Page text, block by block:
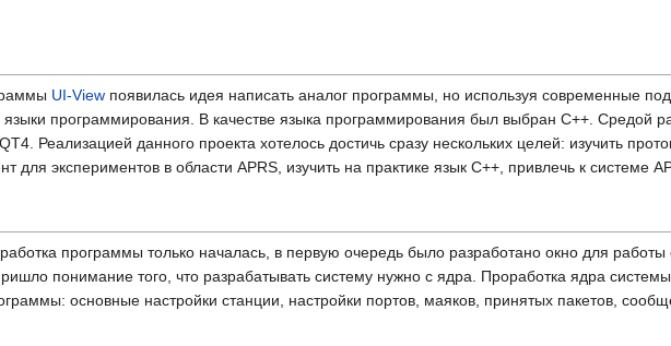
UI-View появилась идея написать аналог программы, но используя современные
программирования. В качестве языка программирования был выбран С++. Средой
Реализацией данного проекта хотелось достичь сразу нескольких целей: изучить
для экспериментов в области APRS, изучить на практике язык С++, привлечь к системе
программы только началась, в первую очередь было разработано окно для
понимание того, что разрабатывать систему нужно с ядра. Проработка ядра
основные настройки станции, настройки портов, маяков, принятых пакетов,